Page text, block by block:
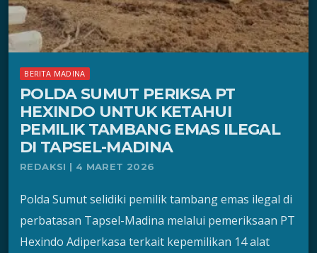
BERITA MADINA
POLDA SUMUT PERIKSA PT
HEXINDO UNTUK KETAHUI
PEMILIK TAMBANG EMAS ILEGAL
DI TAPSEL-MADINA
REDAKSI | 4 MARET 2026
Polda Sumut selidiki pemilik tambang emas ilegal di
perbatasan Tapsel-Madina melalui pemeriksaan PT
Hexindo Adiperkasa terkait kepemilikan 14 alat